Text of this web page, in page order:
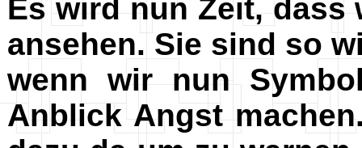
Es wird nun Zeit, dass
ansehen. Sie sind so
wenn wir nun
Anblick Angst